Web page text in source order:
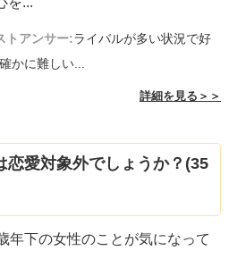
トアンサー:ライバルが多い状況で好
かに難しい...
詳細を見る＞＞
恋愛対象外でしょうか？(35
年下の女性のことが気になって